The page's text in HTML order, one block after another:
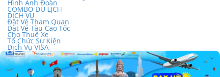
Hình Ảnh Đoàn
COMBO DU LỊCH
DỊCH VỤ
Đặt Vé Tham Quan
Đặt Vé Tàu Cao Tốc
Cho Thuê Xe
Tổ Chức Sự Kiện
Dịch Vụ VISA